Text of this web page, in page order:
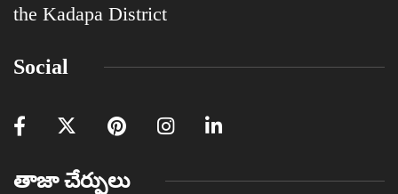
the Kadapa District
Social
తాజా చేర్పులు